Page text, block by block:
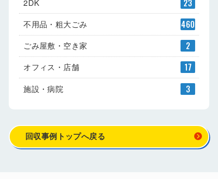
2DK 23
不用品・粗大ごみ 460
ごみ屋敷・空き家 2
オフィス・店舗 17
施設・病院 3
回収事例トップへ戻る